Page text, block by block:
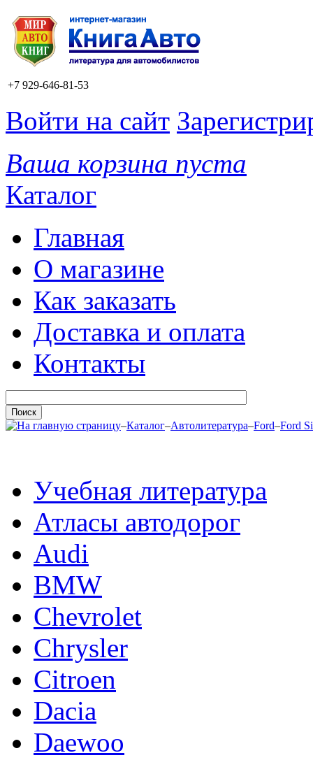
+7 929-646-81-53
Войти на сайт
Ваша корзина пуста
Каталог
Главная
О магазине
Как заказать
Доставка и оплата
Контакты
–Каталог–Автолитература–Ford–Ford
Учебная литература
Атласы автодорог
Audi
BMW
Chevrolet
Chrysler
Citroen
Dacia
Daewoo